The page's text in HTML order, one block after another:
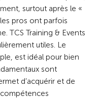
surtout après le «
pros ont parfois
TCS Training & Events
utiles. Le
est idéal pour bien
sont
d’acquérir et de